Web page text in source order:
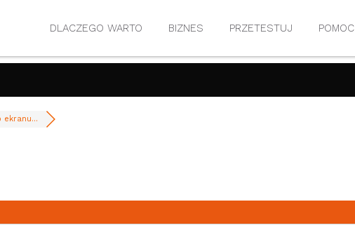
DLACZEGO WARTO BIZNES PRZETESTUJ POMOC
ekranu...